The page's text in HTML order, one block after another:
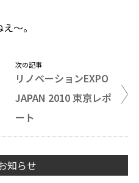
〜。
次の記事
リノベーションEXPO
JAPAN 2010 東京レポ
ート
知らせ